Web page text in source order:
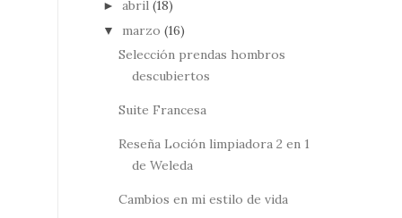
► abril (18)
▼ marzo (16)
Selección prendas hombros
descubiertos
Suite Francesa
Reseña Loción limpiadora 2 en 1
de Weleda
Cambios en mi estilo de vida